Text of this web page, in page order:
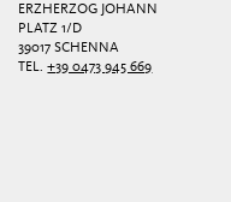
ERZHERZOG JOHANN
PLATZ 1/D
39017 SCHENNA
TEL.+39 0473 945 669